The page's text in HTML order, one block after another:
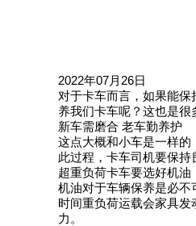
2022年07月26日
对于卡车而言，如果能
养我们卡车呢？这也是很
新车需磨合 老车勤养护
这点大概和小车是一样
此过程，卡车司机要保
超重负荷卡车要选好机油
机油对于车辆保养是必
时间重负荷运载会家具
力。